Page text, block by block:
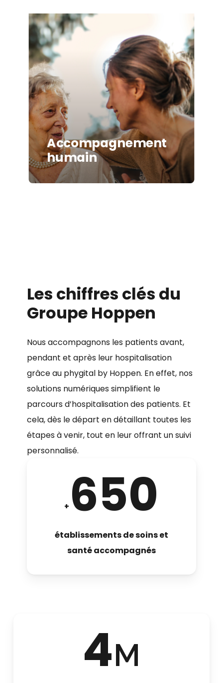
Accompagnement
humain
Les chiffres clés du
Groupe Hoppen
Nous accompagnons les patients avant,
pendant et après leur hospitalisation
grâce au phygital by Hoppen. En effet, nos
solutions numériques simplifient le
parcours d’hospitalisation des patients. Et
cela, dès le départ en détaillant toutes les
étapes à venir, tout en leur offrant un suivi
personnalisé.
+ 650
établissements de soins et
santé accompagnés
4M